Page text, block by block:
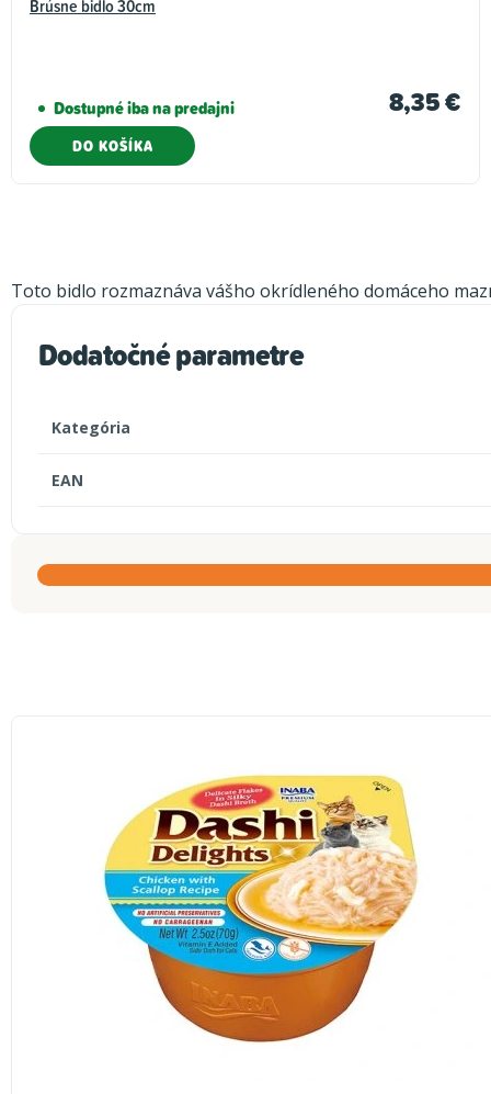
Brúsne bidlo 30cm
Dostupné iba na predajni 8,35 €
DO KOŠÍKA
Toto bidlo rozmaznáva vášho okrídleného domáceho
Dodatočné parametre
Kategória
EAN